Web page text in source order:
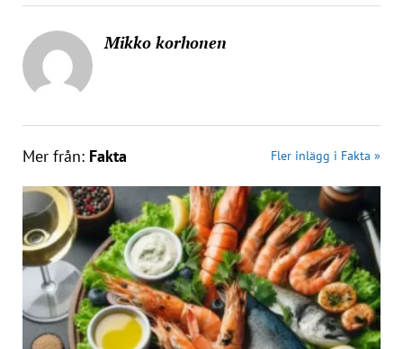
Mikko korhonen
Mer från: Fakta Fler inlägg i Fakta »